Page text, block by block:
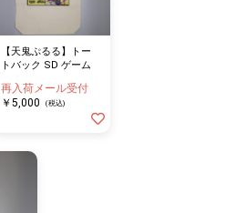
【天鬼ぷるる】トー
トバック SD ゲーム
再入荷メール受付
￥5,000
(税込)